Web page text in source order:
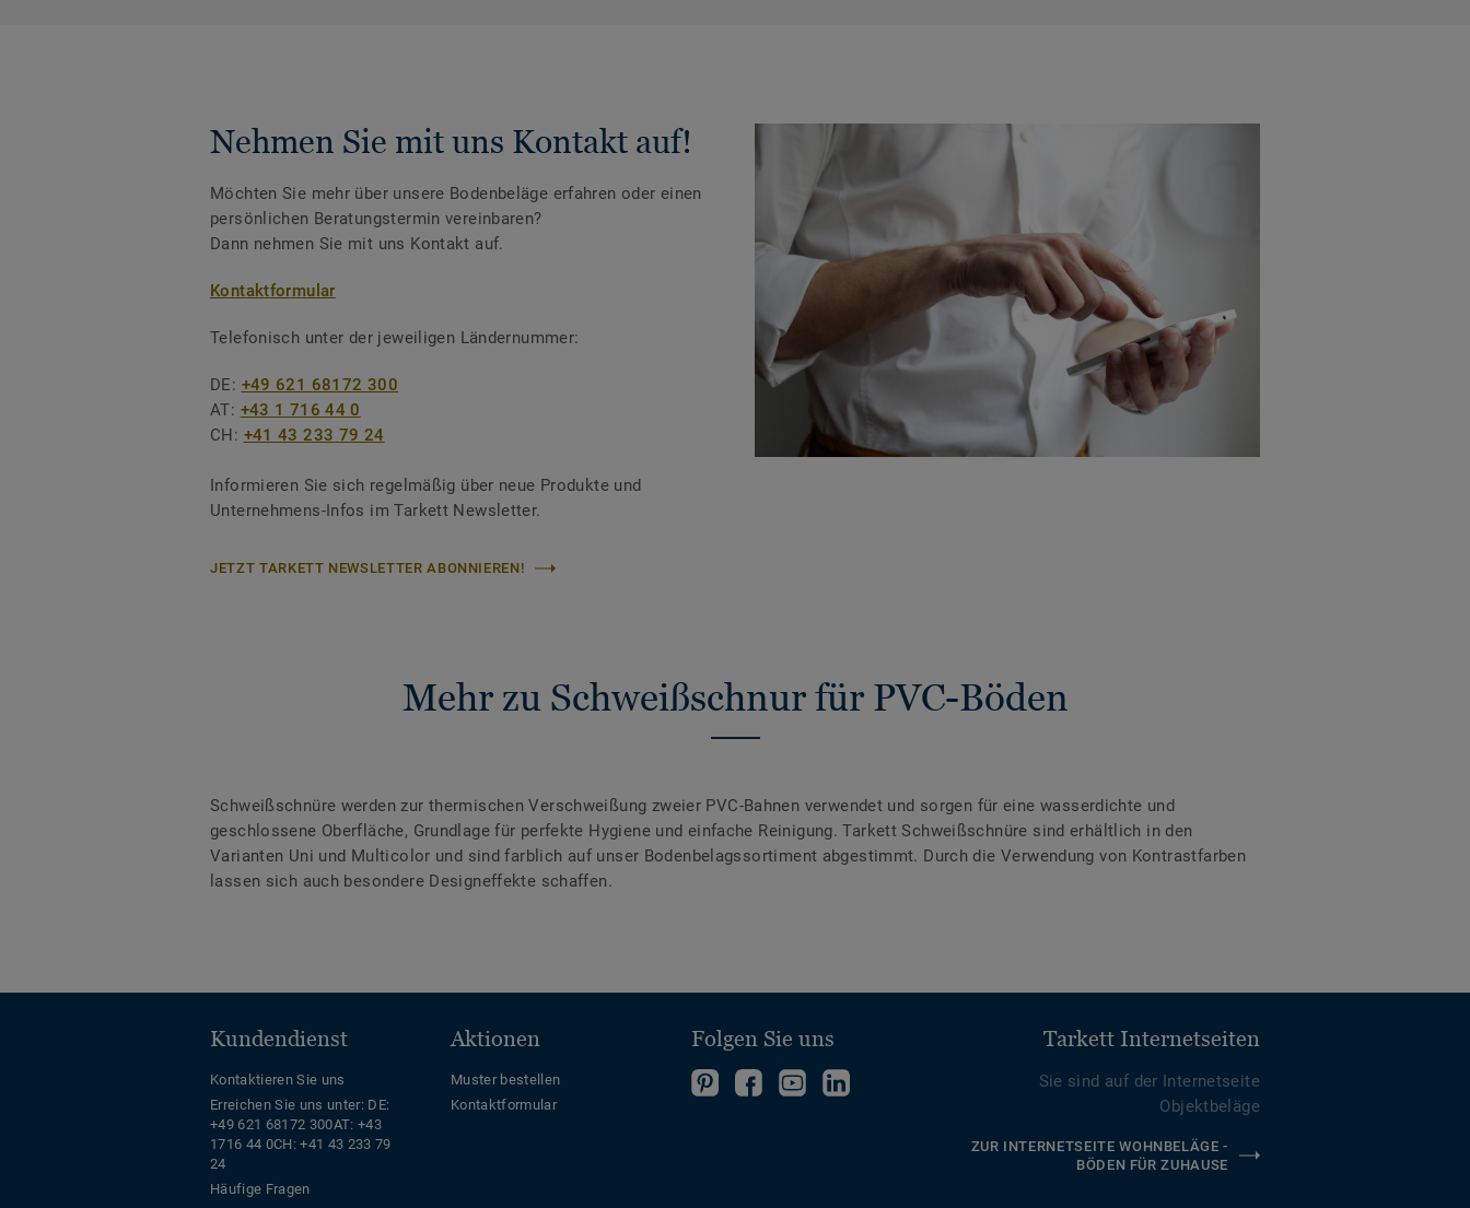
Nehmen Sie mit uns Kontakt auf!
Möchten Sie mehr über unsere Bodenbeläge erfahren oder einen
persönlichen Beratungstermin vereinbaren?
Dann nehmen Sie mit uns Kontakt auf.
Kontaktformular
Telefonisch unter der jeweiligen Ländernummer:
DE: +49 621 68172 300
AT: +43 1 716 44 0
CH: +41 43 233 79 24
Informieren Sie sich regelmäßig über neue Produkte und
Unternehmens-Infos im Tarkett Newsletter.
JETZT TARKETT NEWSLETTER ABONNIEREN!
Mehr zu Schweißschnur für PVC-Böden
Schweißschnüre werden zur thermischen Verschweißung zweier PVC-Bahnen verwendet und sorgen für eine wasserdichte und
geschlossene Oberfläche, Grundlage für perfekte Hygiene und einfache Reinigung. Tarkett Schweißschnüre sind erhältlich in den
Varianten Uni und Multicolor und sind farblich auf unser Bodenbelagssortiment abgestimmt. Durch die Verwendung von Kontrastfarben
lassen sich auch besondere Designeffekte schaffen.
Kundendienst
Kontaktieren Sie uns
Erreichen Sie uns unter: DE:
+49 621 68172 300AT: +43
1716 44 0CH: +41 43 233 79
24
Häufige Fragen
Aktionen
Muster bestellen
Kontaktformular
Folgen Sie uns
FolgenFolgenFolgeFolgen
Tarkett Internetseiten
Sie sind auf der Internetseite
Objektbeläge
ZUR INTERNETSEITE WOHNBELÄGE -
BÖDEN FÜR ZUHAUSE